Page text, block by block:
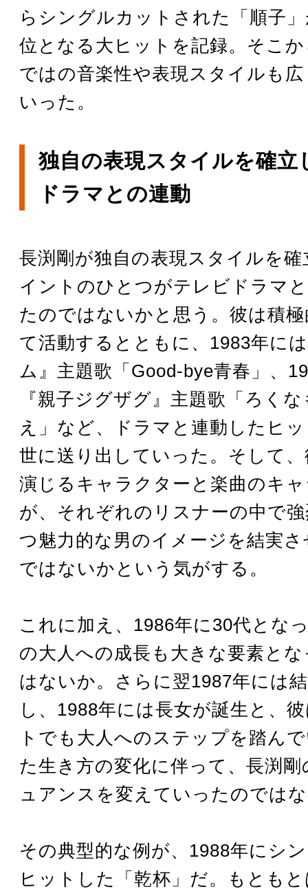
らシングルカットされた「順子
位となる大ヒットを記録。そこ
ではの音楽性や表現スタイルも
いった。
独自の表現スタイルを確立
ドラマとの連動
長渕剛が独自の表現スタイルを
イントのひとつがテレビドラマ
たのではないかと思う。彼は積
て活動するとともに、1983年に
ム』主題歌「Good-bye青春」、
『親子ジグザグ』主題歌「ろく
え」など、ドラマと連動したヒ
世に送り出していった。そして
演じるキャラクターと楽曲のキ
が、それぞれのリスナーの中で
つ魅力的な男のイメージを結実
ではないかという気がする。
これに加え、1986年に30代とな
の大人への成長も大きな要素と
はないか。さらに翌1987年には
し、1988年には長女が誕生と、
トでも大人へのステップを踏ん
た生き方の変化に伴って、長渕
ュアンスを変えていったのでは
その典型的な例が、1988年にシ
ヒットした「乾杯」だ。もとも